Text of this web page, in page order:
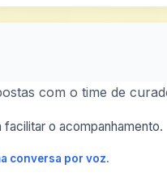
com o time de
o acompanhamento.
conversa por voz.